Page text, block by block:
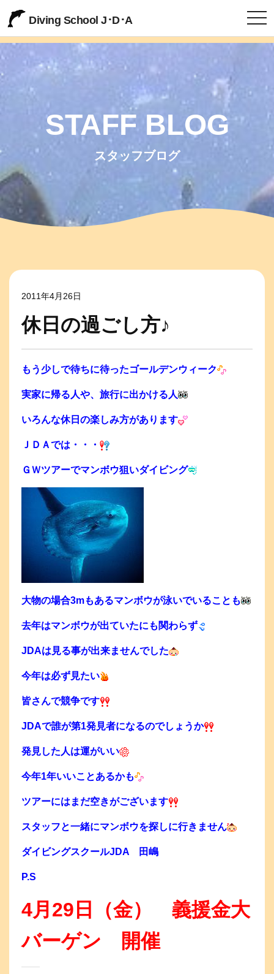
Diving School J･D･A
STAFF BLOG
スタッフブログ
2011年4月26日
休日の過ごし方♪
もう少しで待ちに待ったゴールデンウィーク
実家に帰る人や、旅行に出かける人
いろんな休日の楽しみ方があります
ＪＤＡでは・・・
ＧＷツアーでマンボウ狙いダイビング
大物の場合3mもあるマンボウが泳いでいることも
去年はマンボウが出ていたにも関わらず
JDAは見る事が出来ませんでした
今年は必ず見たい
皆さんで競争です
JDAで誰が第1発見者になるのでしょうか
発見した人は運がいい
今年1年いいことあるかも
ツアーにはまだ空きがございます
スタッフと一緒にマンボウを探しに行きません
ダイビングスクールJDA 田嶋
P.S
4月29日（金） 義援金大
バーゲン 開催